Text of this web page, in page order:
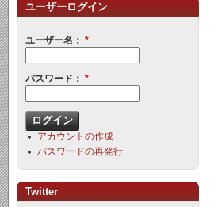
ユーザーログイン
ユーザー名： *
パスワード： *
アカウントの作成
パスワードの再発行
Twitter